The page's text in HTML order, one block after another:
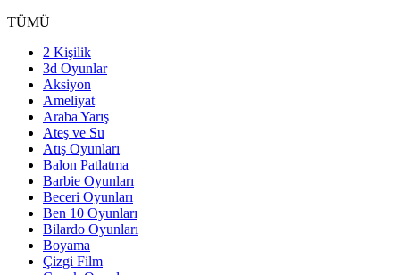
TÜMÜ
2 Kişilik
3d Oyunlar
Aksiyon
Ameliyat
Araba Yarış
Ateş ve Su
Atış Oyunları
Balon Patlatma
Barbie Oyunları
Beceri Oyunları
Ben 10 Oyunları
Bilardo Oyunları
Boyama
Çizgi Film